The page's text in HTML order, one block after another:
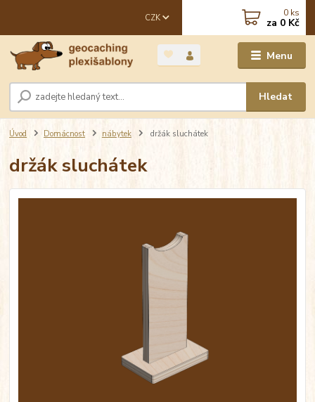
Menu
CZK
Hledat
0 ks
za 0 Kč
Úvod Domácnost nábytek držák sluchátek
držák sluchátek